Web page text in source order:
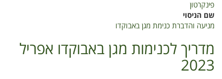
פינקרטון
שם הניסוי
מניעה והדברת כנימת מגן באבוקדו
מדריך לכנימות מגן באבוקדו אפריל
2023